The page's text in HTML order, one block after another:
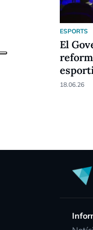
ESPORTS
El
18.06.26